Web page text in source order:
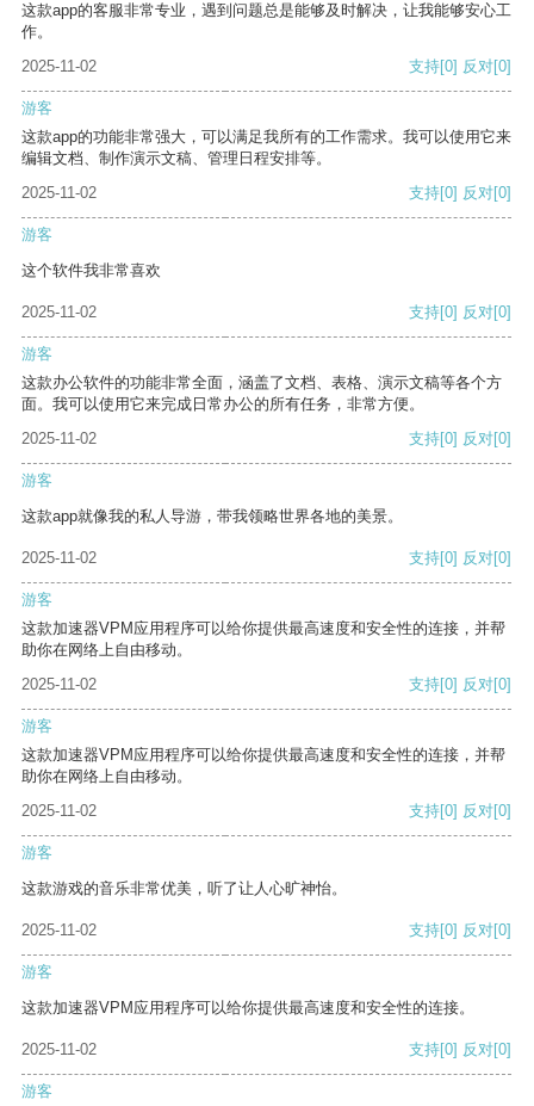
这款app的客服非常专业，遇到问题总是能够及时解决，让我能够安心工
作。
2025-11-02
支持[0] 反对[0]
游客
这款app的功能非常强大，可以满足我所有的工作需求。我可以使用它来
编辑文档、制作演示文稿、管理日程安排等。
2025-11-02
支持[0] 反对[0]
游客
这个软件我非常喜欢
2025-11-02 支持[0] 反对[0]
游客
这款办公软件的功能非常全面，涵盖了文档、表格、演示文稿等各个方
面。我可以使用它来完成日常办公的所有任务，非常方便。
2025-11-02
支持[0] 反对[0]
游客
这款app就像我的私人导游，带我领略世界各地的美景。
2025-11-02 支持[0] 反对[0]
游客
这款加速器VPM应用程序可以给你提供最高速度和安全性的连接，并帮
助你在网络上自由移动。
2025-11-02
支持[0] 反对[0]
游客
这款加速器VPM应用程序可以给你提供最高速度和安全性的连接，并帮
助你在网络上自由移动。
2025-11-02
支持[0] 反对[0]
游客
这款游戏的音乐非常优美，听了让人心旷神怡。
2025-11-02 支持[0] 反对[0]
游客
这款加速器VPM应用程序可以给你提供最高速度和安全性的连接。
2025-11-02 支持[0] 反对[0]
游客